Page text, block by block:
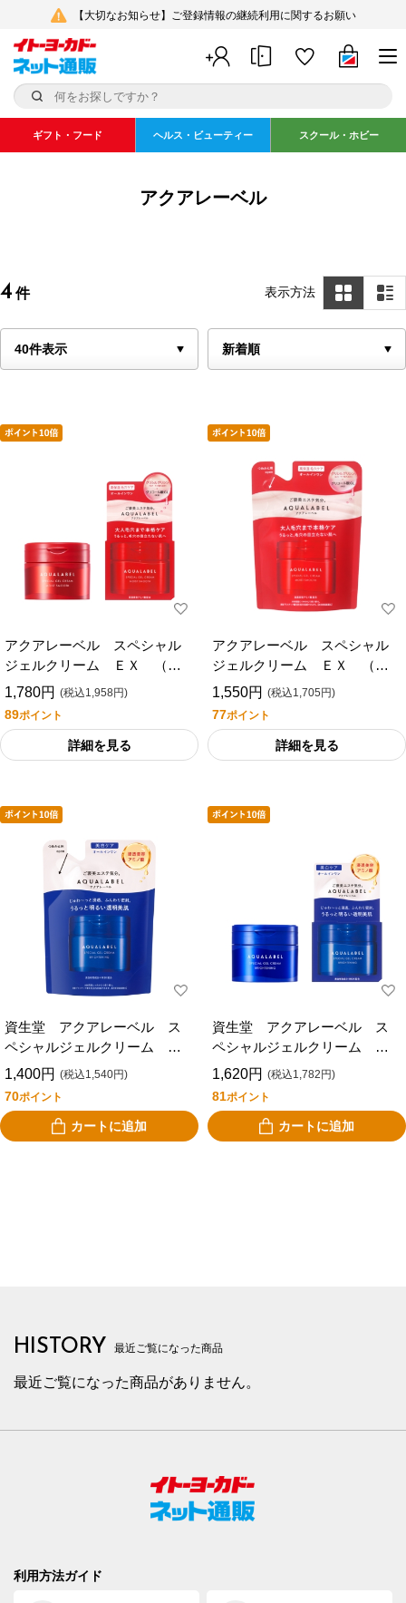
【大切なお知らせ】ご登録情報の継続利用に関するお願い
ギフト・フード ヘルス・ビューティー スクール・ホビー
アクアレーベル
4 件 表示方法
アクアレーベル スペシャル
ジェルクリーム ＥＸ （モ
イストスムース）
1,780円 (税込1,958円)
89ポイント
詳細を見る
アクアレーベル スペシャル
ジェルクリーム ＥＸ （モ
イストスムース） つめかえ
1,550円 (税込1,705円)
77ポイント
詳細を見る
資生堂 アクアレーベル ス
ペシャルジェルクリーム Ｅ
Ｘ （ブライトニング） つ
1,400円 (税込1,540円)
70ポイント
カートに追加
資生堂 アクアレーベル ス
ペシャルジェルクリーム Ｅ
Ｘ （ブライトニング）
1,620円 (税込1,782円)
81ポイント
カートに追加
HISTORY 最近ご覧になった商品
最近ご覧になった商品がありません。
利用方法ガイド